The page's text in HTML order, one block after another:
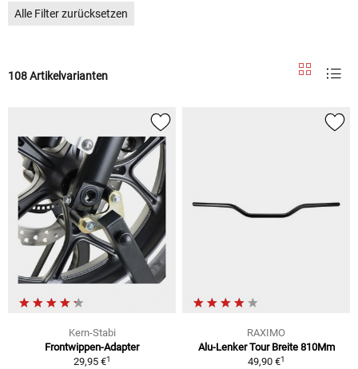
Alle Filter zurücksetzen
108 Artikelvarianten
Kern-Stabi
Frontwippen-Adapter
29,95 €1
RAXIMO
Alu-Lenker Tour Breite 810Mm
49,90 €1